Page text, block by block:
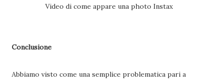
Video di come appare una photo Instax
Conclusione
Abbiamo visto come una semplice problematica pari a